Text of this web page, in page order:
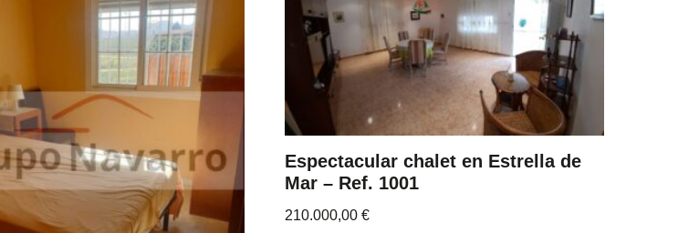
Espectacular chalet en Estrella de
Mar – Ref. 1001
210.000,00 €